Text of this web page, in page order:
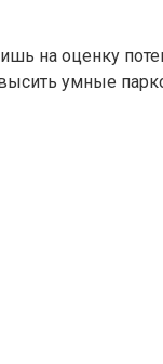
на оценку
умные